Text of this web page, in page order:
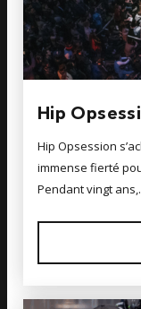
Hip
Hip Opsession
immense fierté
Pendant vingt